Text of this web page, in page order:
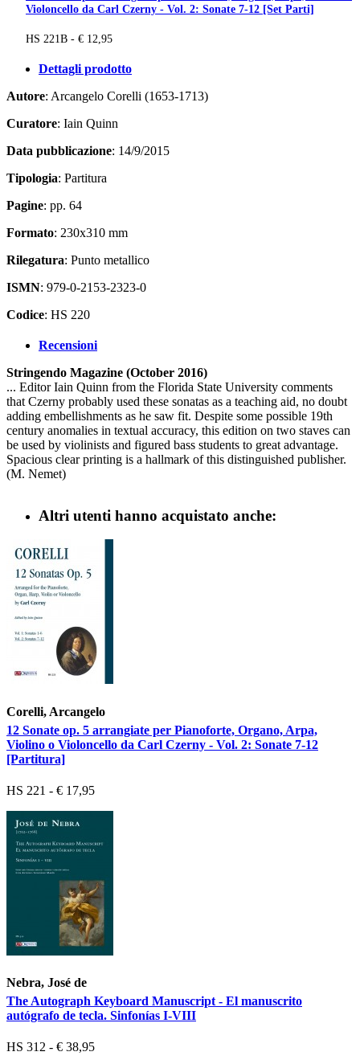
Violoncello da Carl Czerny - Vol. 2: Sonate 7-12 [Set Parti]
HS 221B - € 12,95
Dettagli prodotto
Autore: Arcangelo Corelli (1653-1713)
Curatore: Iain Quinn
Data pubblicazione: 14/9/2015
Tipologia: Partitura
Pagine: pp. 64
Formato: 230x310 mm
Rilegatura: Punto metallico
ISMN: 979-0-2153-2323-0
Codice: HS 220
Recensioni
Stringendo Magazine (October 2016)
... Editor Iain Quinn from the Florida State University comments
that Czerny probably used these sonatas as a teaching aid, no doubt
adding embellishments as he saw fit. Despite some possible 19th
century anomalies in textual accuracy, this edition on two staves can
be used by violinists and figured bass students to great advantage.
Spacious clear printing is a hallmark of this distinguished publisher.
(M. Nemet)
Altri utenti hanno acquistato anche:
Corelli, Arcangelo
12 Sonate op. 5 arrangiate per Pianoforte, Organo, Arpa,
Violino o Violoncello da Carl Czerny - Vol. 2: Sonate 7-12
[Partitura]
HS 221 - € 17,95
Nebra, José de
The Autograph Keyboard Manuscript - El manuscrito
autógrafo de tecla. Sinfonías I-VIII
HS 312 - € 38,95